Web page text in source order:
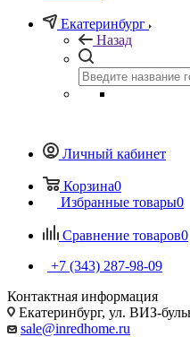
Екатеринбург
Назад
Личный кабинет
Корзина0
Избранные товары0
Сравнение товаров0
+7 (343) 287-98-09
Контактная информация
Екатеринбург, ул. ВИЗ-
sale@inredhome.ru